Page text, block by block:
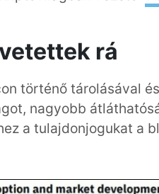
rá
történő tárolásával
nagyobb
a tulajdonjogukat a